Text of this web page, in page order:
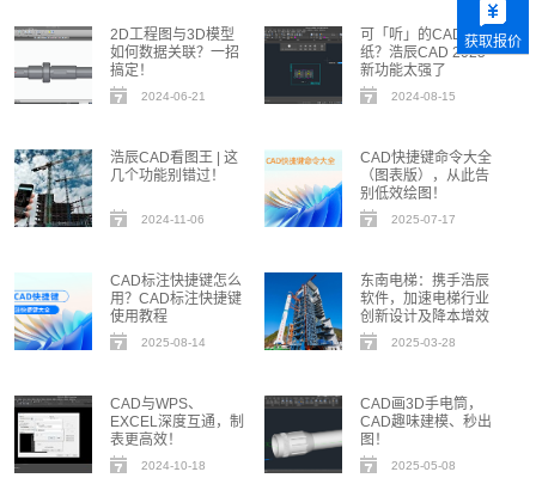
2D工程图与3D模型
如何数据关联？一招
搞定！
2024-06-21
可「听」的CAD图
纸？浩辰CAD 2025
新功能太强了
2024-08-15
浩辰CAD看图王 | 这
几个功能别错过！
2024-11-06
CAD快捷键命令大全
（图表版），从此告
别低效绘图！
2025-07-17
CAD标注快捷键怎么
用？CAD标注快捷键
使用教程
2025-08-14
东南电梯：携手浩辰
软件，加速电梯行业
创新设计及降本增效
2025-03-28
CAD与WPS、
EXCEL深度互通，制
表更高效！
2024-10-18
CAD画3D手电筒，
CAD趣味建模、秒出
图！
2025-05-08
获取报价